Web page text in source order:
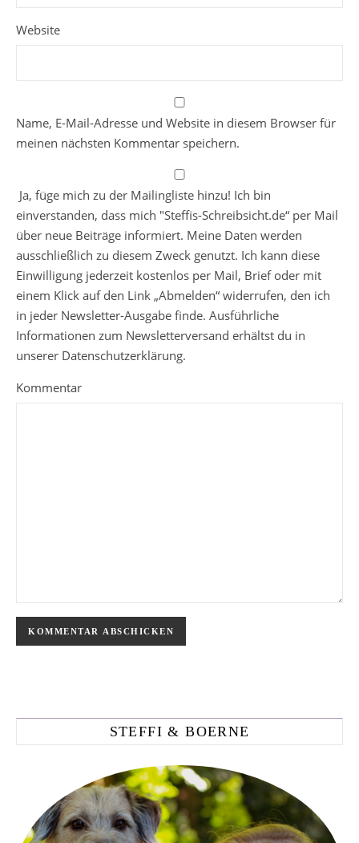
Website
Name, E-Mail-Adresse und Website in diesem Browser für
meinen nächsten Kommentar speichern.
Ja, füge mich zu der Mailingliste hinzu! Ich bin
einverstanden, dass mich "Steffis-Schreibsicht.de“ per Mail
über neue Beiträge informiert. Meine Daten werden
ausschließlich zu diesem Zweck genutzt. Ich kann diese
Einwilligung jederzeit kostenlos per Mail, Brief oder mit
einem Klick auf den Link „Abmelden“ widerrufen, den ich
in jeder Newsletter-Ausgabe finde. Ausführliche
Informationen zum Newsletterversand erhältst du in
unserer Datenschutzerklärung.
Kommentar
STEFFI & BOERNE